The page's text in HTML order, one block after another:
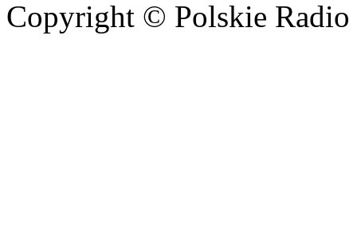
Copyright © Polskie